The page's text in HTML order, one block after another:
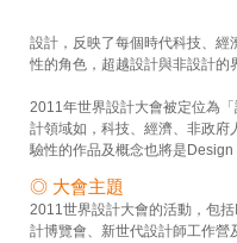
設計，反映了每個時代科技、經
性的角色，超越設計與非設計的
2011年世界設計大會被定位為
計領域如，科技、經濟、非政府
驗性的作品及概念也將是Design
◎ 大會主題
2011世界設計大會的活動，包
計博覽會、新世代設計師工作營